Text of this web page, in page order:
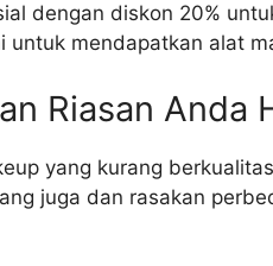
dengan diskon 20%
untuk mendapatkan alat
Riasan Anda
yang kurang
juga dan rasakan